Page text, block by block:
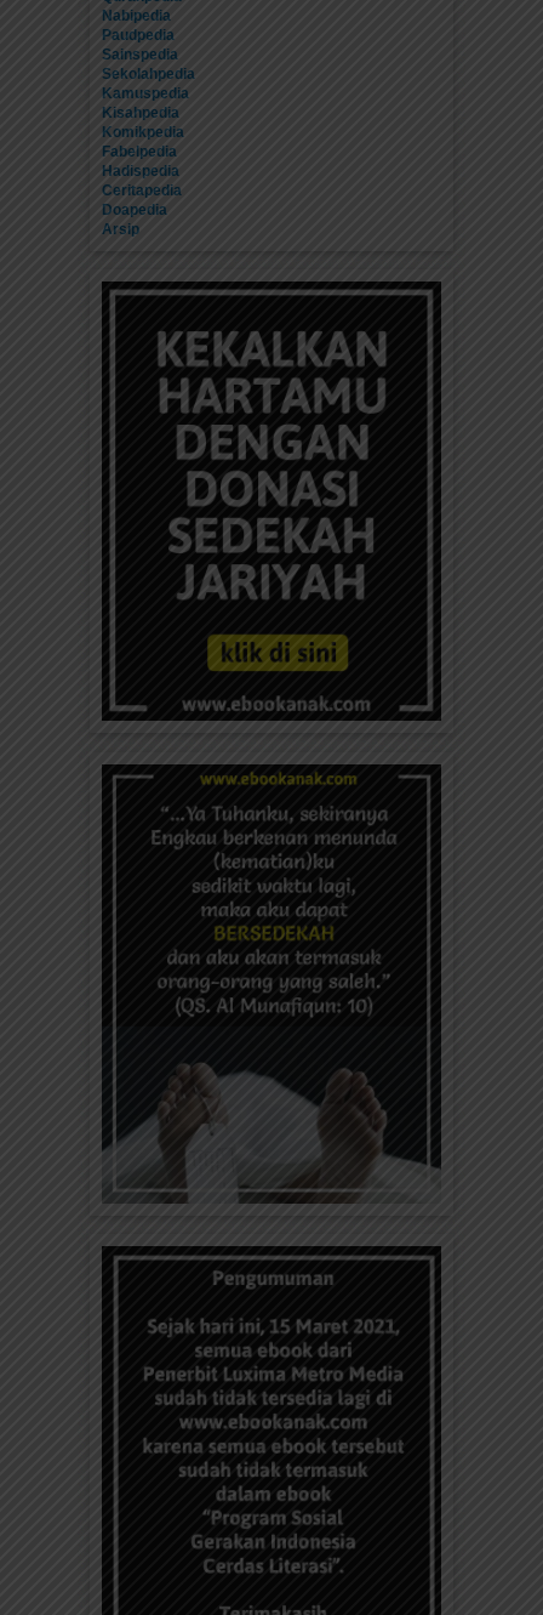
Nabipedia
Paudpedia
Sainspedia
Sekolahpedia
Kamuspedia
Kisahpedia
Komikpedia
Fabelpedia
Hadispedia
Ceritapedia
Doapedia
Arsip